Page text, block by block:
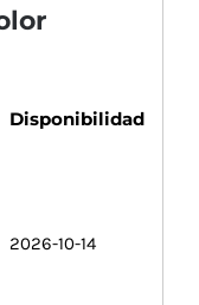
Disponibilidad
2026-10-14